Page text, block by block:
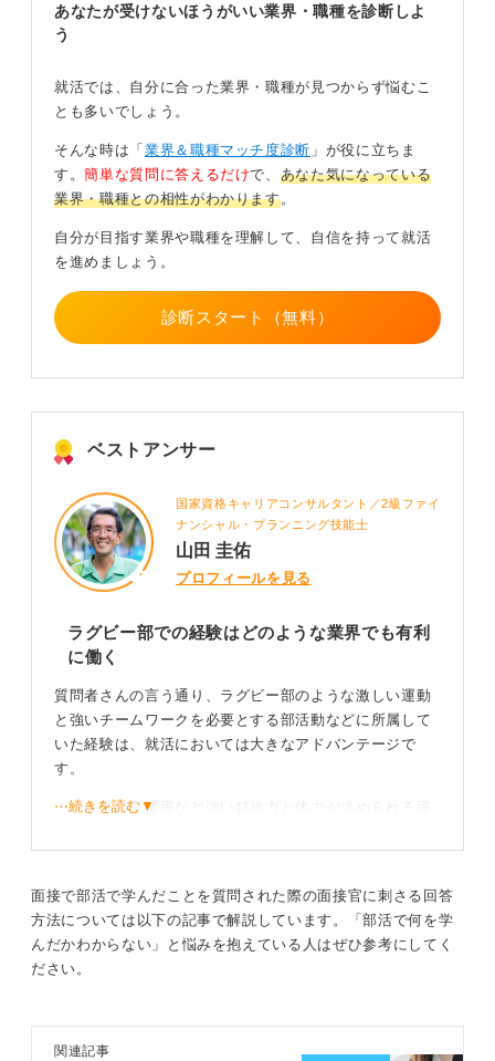
ラグビー部での経験から得た学びを仕事にどう活か
すか答える
アピールすべき具体的なエピソードは、自信の経験に基
づいたものです。
体育会系での活動を通じて得たチームワークや上下関係
での振る舞い、集団のなかでどのようにスキルや行動力
を発揮したかという点を具体的に示してください。
そして、それらの経験を今後仕事にどのように活かして
いきたいかまで落とし込めば、志望動機や自己PRが説得
力のあるものになります。
上下関係を乗り越えた経験は職種を問わず活かせる
ちなみに、上下関係の厳しい環境を乗り越えた経験はど
のような職種にも活かせます。
の職種でも上下関係は必ず存在するからです。上司とう
まくコミュニケーションを取る能力や、周囲の人間関係
を構築・調整する能力は、どの分野でも求められます。
どんな職種であっても、スポーツで培った上下関係での
0
あなたが受けないほうがいい業界・職種を診断しよ
う
就活では、自分に合った業界・職種が見つからず悩むこ
とも多いでしょう。
そんな時は「 業界＆職種マッチ度診断 」が役に立ちま
す。簡単な質問に答えるだけで、 あなた気になっている
業界・職種との相性がわかります。
自分が目指す業界や職種を理解して、自信を持って就活
を進めましょう。
診断スタート（無料）
ベストアンサー
国家資格キャリアコンサルタント／2級ファイ
ナンシャル・プランニング技能士
山田 圭佑
プロフィールを見る
ラグビー部での経験はどのような業界でも有利
に働く
質問者さんの言う通り、ラグビー部のような激しい運動
と強いチームワークを必要とする部活動などに所属して
いた経験は、就活においては大きなアドバンテージで
す。
これは特に営業職など強い精神力と体力が求められる職
根性、上下関係の遵守といった、泥臭いが非常に重要な
ような業界でも有利に働きます。
自信を持って就職活動に臨み、十分に自分の取り組みと
特性をPRしてください。
⋯続きを読む▼
面接で部活で学んだことを質問された際の面接官に刺さる回答
方法については以下の記事で解説しています。「部活で何を学
んだかわからない」と悩みを抱えている人はぜひ参考にしてく
ださい。
関連記事